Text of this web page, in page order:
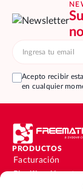
Acepto recibir
en cualquier
PRODUCTOS
Facturación